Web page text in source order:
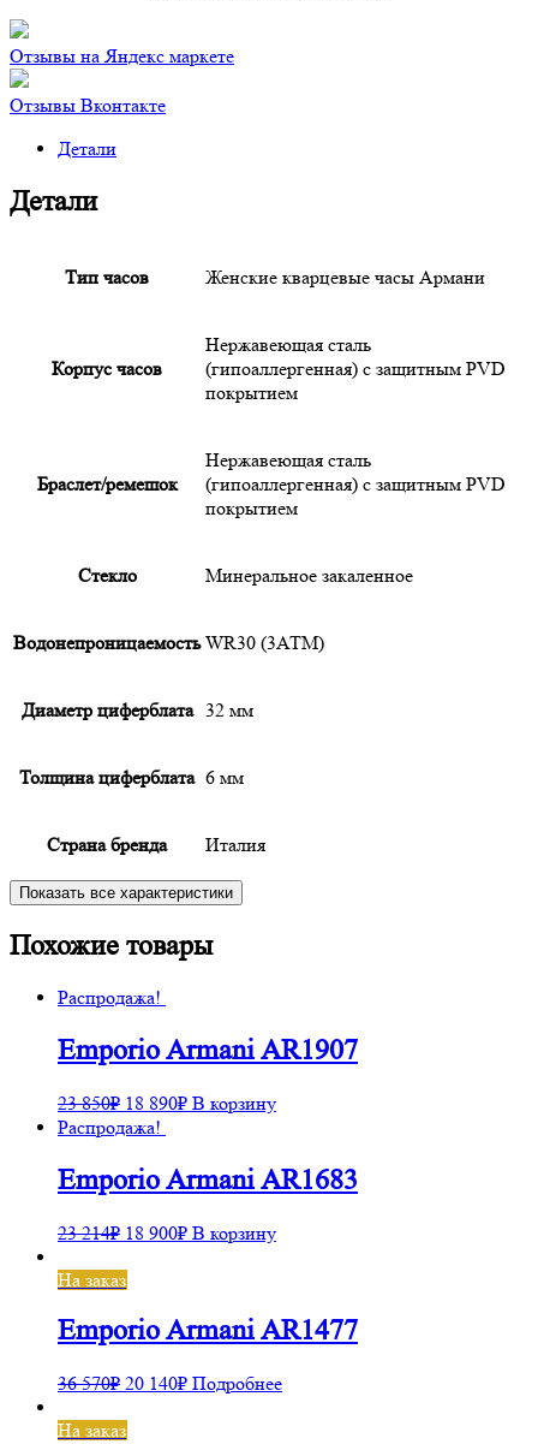
Отзывы на Яндекс маркете
Отзывы Вконтакте
Детали
Детали
Тип часов Женские кварцевые часы Армани
Корпус часов
Нержавеющая сталь
(гипоаллергенная) с защитным PVD
покрытием
Браслет/ремешок
Нержавеющая сталь
(гипоаллергенная) с защитным PVD
покрытием
Cтекло Минеральное закаленное
Водонепроницаемость WR30 (3АТМ)
Диаметр циферблата 32 мм
Толщина циферблата 6 мм
Страна бренда Италия
Показать все характеристики
Похожие товары
Распродажа!
Emporio Armani AR1907
23 850₽ 18 890₽ В корзину
Распродажа!
Emporio Armani AR1683
23 214₽ 18 900₽ В корзину
На заказ
Emporio Armani AR1477
36 570₽ 20 140₽ Подробнее
На заказ